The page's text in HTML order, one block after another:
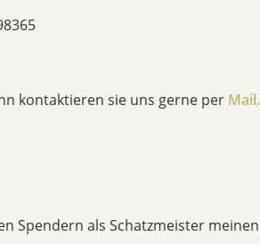
kontaktieren sie uns gerne per Mail.
Spendern als Schatzmeister